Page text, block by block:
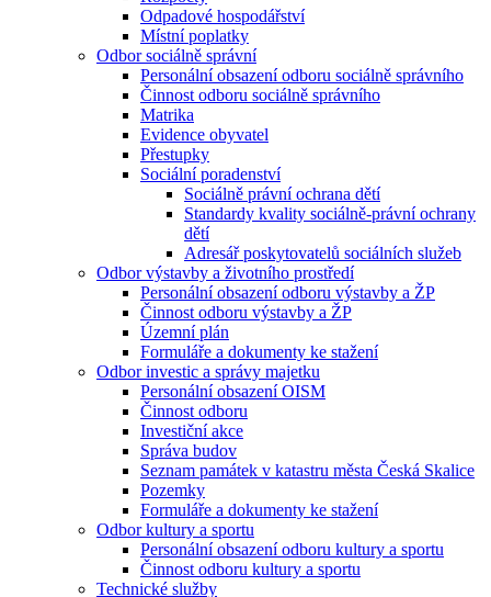
Odpadové hospodářství
Místní poplatky
Odbor sociálně správní
Personální obsazení odboru sociálně správního
Činnost odboru sociálně správního
Matrika
Evidence obyvatel
Přestupky
Sociální poradenství
Sociálně právní ochrana dětí
Standardy kvality sociálně-právní ochrany
dětí
Adresář poskytovatelů sociálních služeb
Odbor výstavby a životního prostředí
Personální obsazení odboru výstavby a ŽP
Činnost odboru výstavby a ŽP
Územní plán
Formuláře a dokumenty ke stažení
Odbor investic a správy majetku
Personální obsazení OISM
Činnost odboru
Investiční akce
Správa budov
Seznam památek v katastru města Česká Skalice
Pozemky
Formuláře a dokumenty ke stažení
Odbor kultury a sportu
Personální obsazení odboru kultury a sportu
Činnost odboru kultury a sportu
Technické služby